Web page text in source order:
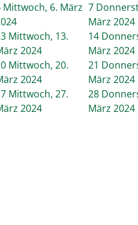
Mittwoch, 6. März 7
März 2024
Mittwoch, 13.
2024
14
März 2024
Mittwoch, 20.
2024
21
März 2024
Mittwoch, 27.
2024
28
März 2024